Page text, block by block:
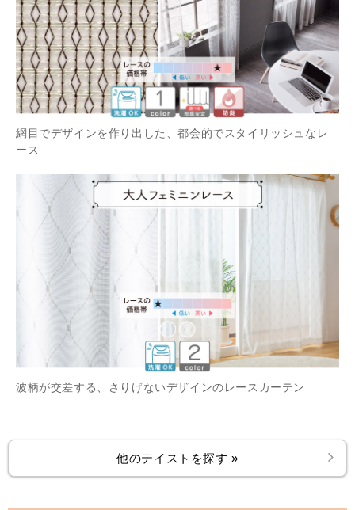
網目でデザインを作り出した、都会的でスタイリッシュなレ
ース
波柄が交差する、さりげないデザインのレースカーテン
他のテイストを探す »